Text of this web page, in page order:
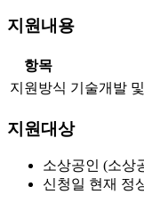
지원내용
항목
지원방식 기술개발
지원대상
소상공인 (소상
신청일 현재 정